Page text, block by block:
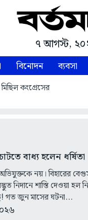
৭ আগস্ট,
বিনোদন ব্যবসা
কংগ্রেসের
বাধ্য হলেন ধর্ষিতা
নয়। বিহারের
নিদানে শাস্তি দেওয়া হল
গত জুন মাসের ঘটনা...